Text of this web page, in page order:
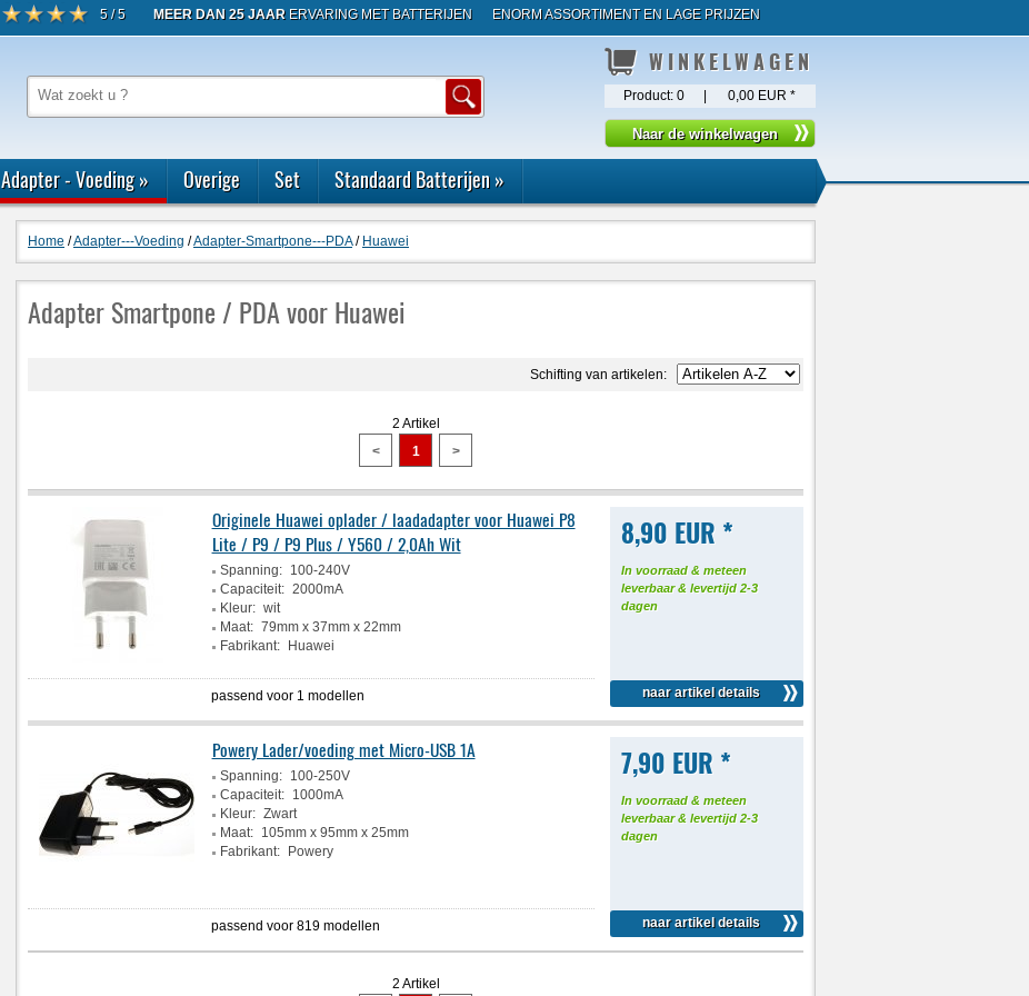
5 / 5 MEER DAN 25 JAAR ERVARING MET BATTERIJEN ENORM ASSORTIMENT EN LAGE PRIJZEN
WINKELWAGEN
Product: 0 0,00 EUR *
Adapter - Voeding» Overige Set Standaard Batterijen»
Home /Adapter---Voeding /Adapter-Smartpone---PDA/ Huawei
Adapter Smartpone / PDA voor Huawei
Schifting van artikelen:
2 Artikel
<
1 >
8,90 EUR *
In voorraad & meteen
leverbaar & levertijd 2-3
dagen
naar artikel details
Originele Huawei oplader / laadadapter voor Huawei P8
Lite / P9 / P9 Plus / Y560 / 2,0Ah Wit
Spanning:
100-240V
Capaciteit: 2000mA
Kleur: wit
Maat: 79mm x 37mm x 22mm
Fabrikant:
Huawei
passend voor 1 modellen
7,90 EUR *
In voorraad & meteen
leverbaar & levertijd 2-3
dagen
naar artikel details
Powery Lader/voeding met Micro-USB 1A
Spanning:
100-250V
Capaciteit:
1000mA
Kleur: Zwart
Maat:
105mm x 95mm x 25mm
Fabrikant:
Powery
passend voor 819 modellen
2 Artikel